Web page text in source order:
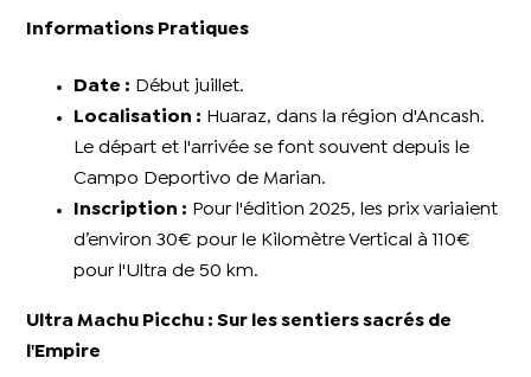
Informations Pratiques
Date :
Début juillet.
Localisation :
Huaraz, dans la région d'Ancash.
Le départ et l'arrivée se font souvent depuis le
Campo Deportivo de Marian.
Inscription :
Pour l'édition 2025, les prix variaient
d’environ 30€ pour le Kilomètre Vertical à 110€
pour l'Ultra de 50 km.
Ultra Machu Picchu : Sur les sentiers sacrés de
l'Empire